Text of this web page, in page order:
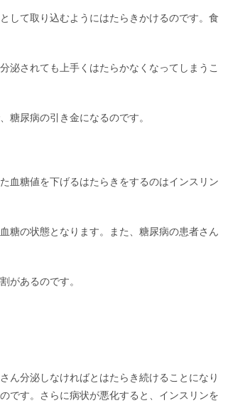
して取り込むようにはたらきかけるのです。食
泌されても上手くはたらかなくなってしまうこ
尿病の引き金になるのです。
血糖値を下げるはたらきをするのはインスリン
糖の状態となります。また、糖尿病の患者さん
があるのです。
ん分泌しなければとはたらき続けることになり
です。さらに病状が悪化すると、インスリンを